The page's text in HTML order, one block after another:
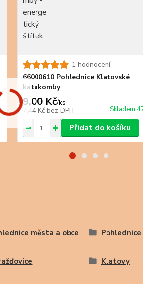
1 hodnocení
66000610 Pohlednice Klatovské
katakomby
9,00 Kč/ks
7,44 Kč bez DPH Skladem
Přidat do košíku
města a obce
Klatovy